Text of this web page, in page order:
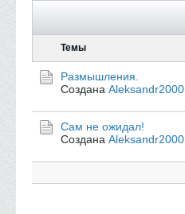
Темы
Размышления.
Создана Aleksandr2000
Сам не ожидал!
Создана Aleksandr2000